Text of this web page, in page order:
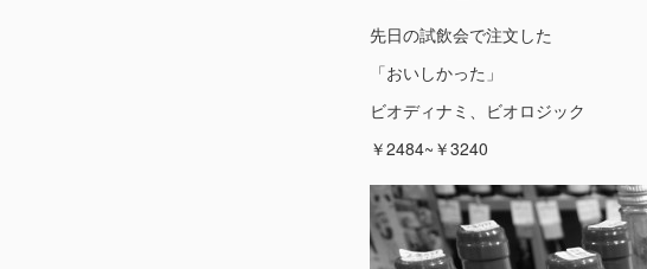
先日の試飲会で注文した
「おいしかった」
ビオディナミ、ビオロジック
￥2484~￥3240